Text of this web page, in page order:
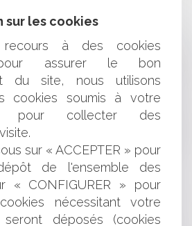
?
TITULAIRE, ÉLU D’UNE
NOMMÉ PRÉSIDENT D’UNE
MIXTE LOCALE, EN APPLICATION
DE L’EXERCICE D’UNE ACTIVITÉ
DE CONTRATS ENTRE
DROIT FRANÇAIS, INCIDENCE DU
ANTICIPER, GÉRER,
ORGANISATEUR/CLIENT -
ÉLECTIONS MUNICIPALES DU 15
DATE SONT REPORTÉS LES
?
sur les cookies
à des cookies
pour assurer le bon
du site, nous utilisons
cookies soumis à votre
pour collecter des
sur « ACCEPTER » pour
de l'ensemble des
« CONFIGURER » pour
nécessitant votre
seront déposés (cookies